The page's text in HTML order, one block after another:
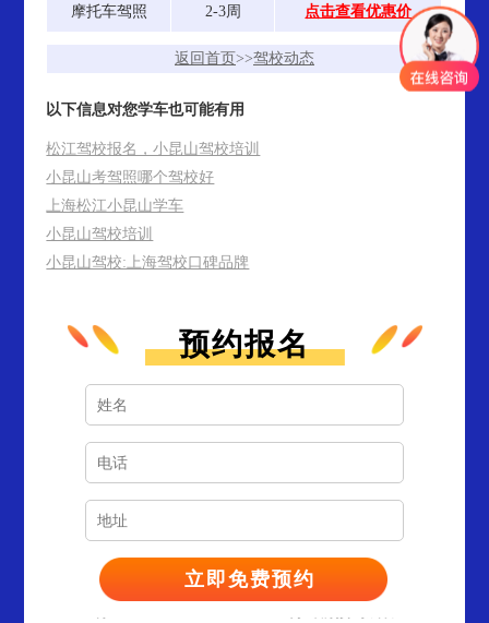
摩托车驾照 2-3周 点击查看优惠价
返回首页 >>驾校动态
以下信息对您学车也可能有用
松江驾校报名，小昆山驾校培训
小昆山考驾照哪个驾校好
上海松江小昆山学车
小昆山驾校培训
小昆山驾校:上海驾校口碑品牌
预约报名
孙** 1353****852
12分钟前预约成功
蒋**
1308****723 18分钟前预约成功